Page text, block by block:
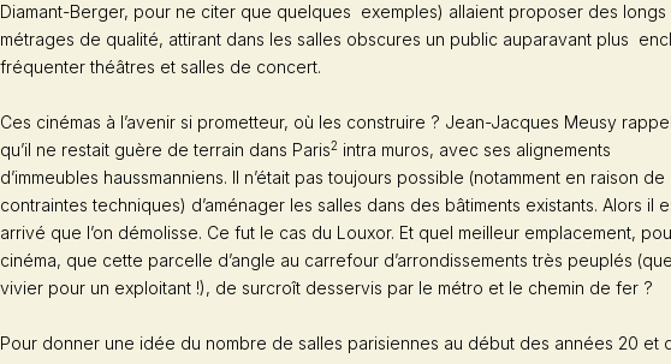
Diamant-Berger, pour ne citer que quelques exemples) allaient proposer des longs
métrages de qualité, attirant dans les salles obscures un public auparavant plus
fréquenter théâtres et salles de concert.
Ces cinémas à l’avenir si prometteur, où les construire ? Jean-Jacques Meusy
qu’il ne restait guère de terrain dans Paris2 intra muros, avec ses alignements
d’immeubles haussmanniens. Il n’était pas toujours possible (notamment en raison de
contraintes techniques) d’aménager les salles dans des bâtiments existants. Alors il
arrivé que l’on démolisse. Ce fut le cas du Louxor. Et quel meilleur emplacement,
cinéma, que cette parcelle d’angle au carrefour d’arrondissements très peuplés
vivier pour un exploitant !), de surcroît desservis par le métro et le chemin de fer ?
Pour donner une idée du nombre de salles parisiennes au début des années 20 et